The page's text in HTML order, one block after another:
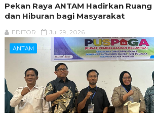
Pekan Raya ANTAM Hadirkan
dan Hiburan bagi Masyarakat
EDITOR Jul 29, 2026
ANTAM